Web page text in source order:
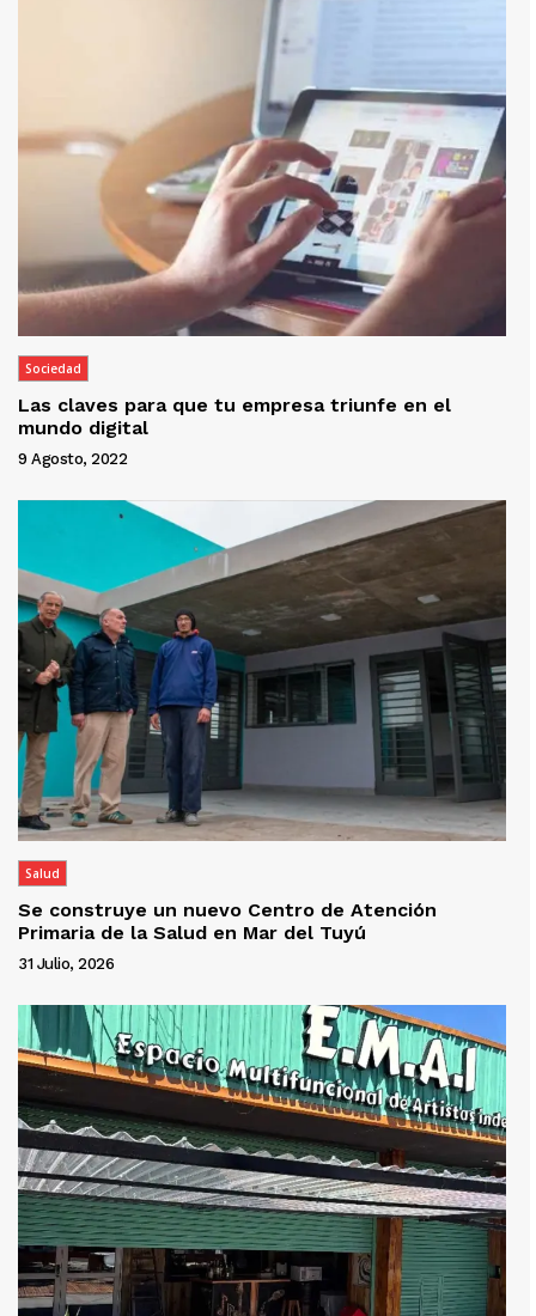
Sociedad
Las claves para que tu empresa triunfe en el
mundo digital
9 Agosto, 2022
Salud
Se construye un nuevo Centro de Atención
Primaria de la Salud en Mar del Tuyú
31 Julio, 2026